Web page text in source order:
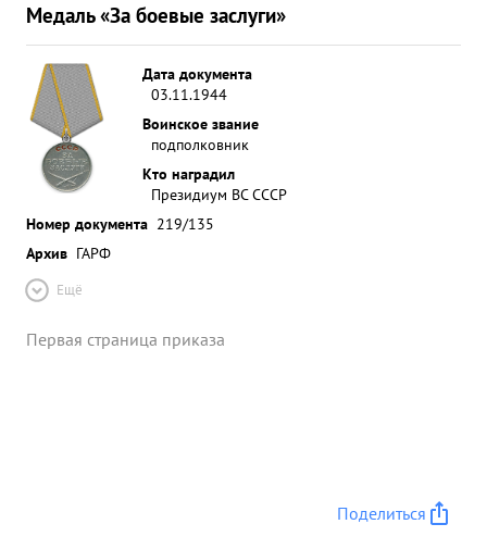
Медаль «За боевые заслуги»
Дата документа
03.11.1944
Воинское звание
подполковник
Кто наградил
Президиум ВС СССР
Номер документа 219/135
Архив ГАРФ
Ещё
Первая страница приказа
Поделиться